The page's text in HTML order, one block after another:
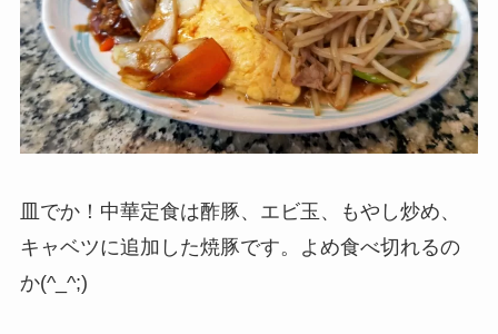
皿でか！中華定食は酢豚、エビ玉、もやし炒め、
キャベツに追加した焼豚です。よめ食べ切れるの
か(^_^;)